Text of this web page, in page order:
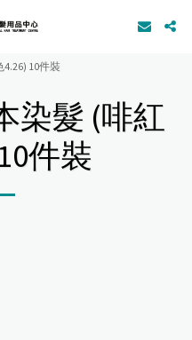
4.26) 10件裝
染髮 (啡紅
件裝